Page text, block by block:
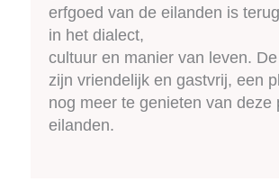
erfgoed van de eilanden is
in het dialect,
cultuur en manier van leven.
zijn vriendelijk en gastvrij, een
nog meer te genieten van deze
eilanden.